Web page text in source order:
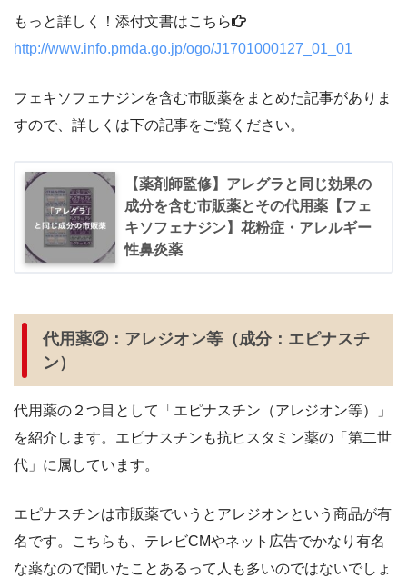
もっと詳しく！添付文書はこちら
http://www.info.pmda.go.jp/ogo/J1701000127_01_01
フェキソフェナジンを含む市販薬をまとめた記事がありま
すので、詳しくは下の記事をご覧ください。
【薬剤師監修】アレグラと同じ効果の
成分を含む市販薬とその代用薬【フェ
キソフェナジン】花粉症・アレルギー
性鼻炎薬
代用薬②：アレジオン等（成分：エピナスチ
ン）
代用薬の２つ目として「エピナスチン（アレジオン等）」
を紹介します。エピナスチンも抗ヒスタミン薬の「第二世
代」に属しています。
エピナスチンは市販薬でいうとアレジオンという商品が有
名です。こちらも、テレビCMやネット広告でかなり有名
な薬なので聞いたことあるって人も多いのではないでしょ